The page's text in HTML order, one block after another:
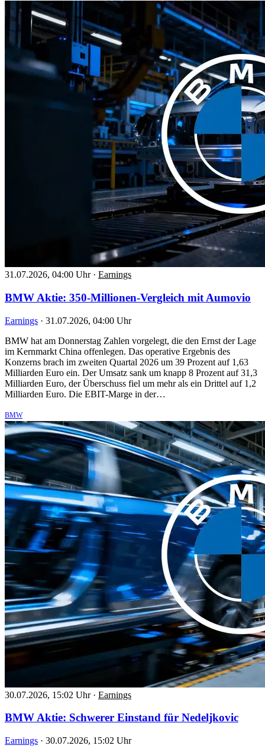
31.07.2026, 04:00 Uhr · Earnings
BMW Aktie: 350-Millionen-Vergleich mit Aumovio
Earnings · 31.07.2026, 04:00 Uhr
BMW hat am Donnerstag Zahlen vorgelegt, die den Ernst der Lage
im Kernmarkt China offenlegen. Das operative Ergebnis des
Konzerns brach im zweiten Quartal 2026 um 39 Prozent auf 1,63
Milliarden Euro ein. Der Umsatz sank um knapp 8 Prozent auf 31,3
Milliarden Euro, der Überschuss fiel um mehr als ein Drittel auf 1,2
Milliarden Euro. Die EBIT-Marge in der…
BMW
30.07.2026, 15:02 Uhr · Earnings
BMW Aktie: Schwerer Einstand für Nedeljkovic
Earnings · 30.07.2026, 15:02 Uhr